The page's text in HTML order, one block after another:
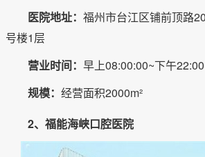
医院地址： 福州市台江区铺前顶路
号楼1层
营业时间： 早上08:00:00~下午
规模： 经营面积2000m²
2、福能海峡口腔医院